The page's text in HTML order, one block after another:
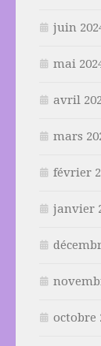
juin
mai
avril
mars
février
janvier
octobre